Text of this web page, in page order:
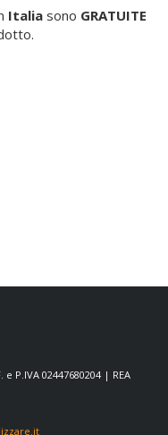
Italiasono GRATUITE
e P.IVA 02447680204 | REA